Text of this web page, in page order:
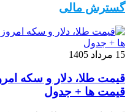
گسترش مالی
15 مرداد 1405
قیمت ها + جدول